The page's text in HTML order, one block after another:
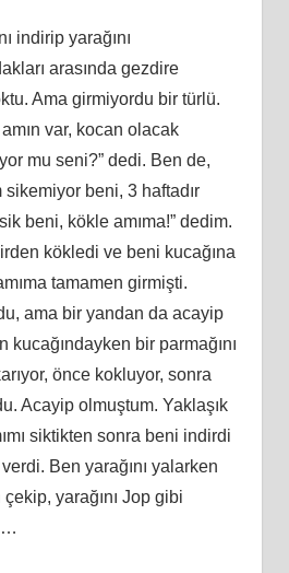
indirip yarağını
arasında gezdire
Ama girmiyordu bir türlü.
amın var, kocan olacak
mu seni?” dedi. Ben de,
sikemiyor beni, 3 haftadır
beni, kökle amıma!” dedim.
kökledi ve beni kucağına
tamamen girmişti.
ama bir yandan da acayip
kucağındayken bir parmağını
önce kokluyor, sonra
Acayip olmuştum. Yaklaşık
siktikten sonra beni indirdi
verdi. Ben yarağını yalarken
yarağını Jop gibi